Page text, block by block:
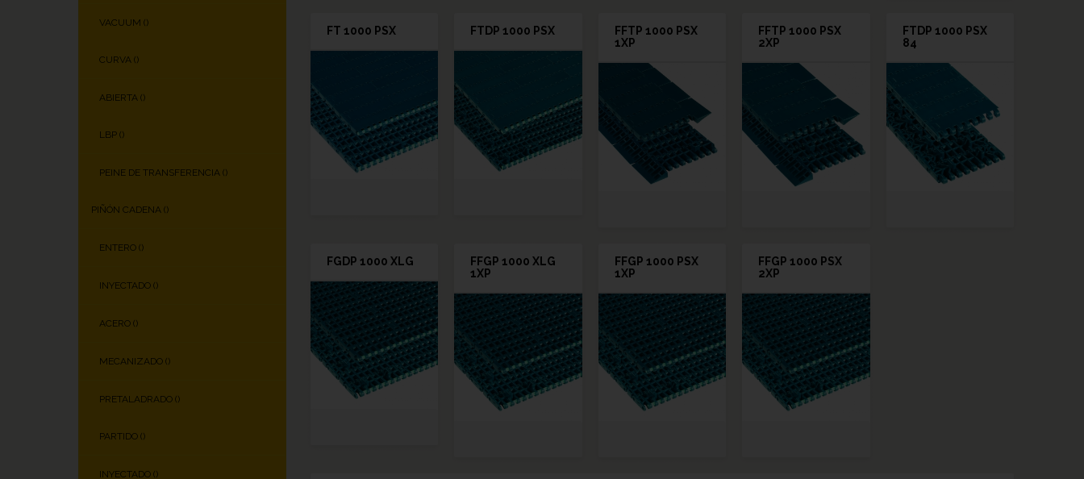
VACUUM ()
CURVA ()
ABIERTA ()
LBP ()
PEINE DE TRANSFERENCIA ()
PIÑÓN CADENA ()
ENTERO ()
INYECTADO ()
ACERO ()
MECANIZADO ()
PRETALADRADO ()
PARTIDO ()
INYECTADO ()
FT 1000 PSX FTDP 1000 PSX
FFTP 1000 PSX
1XP
FFTP 1000 PSX
2XP
FTDP 1000 PSX
84
FGDP 1000 XLG
FFGP 1000 XLG
1XP
FFGP 1000 PSX
1XP
FFGP 1000 PSX
2XP